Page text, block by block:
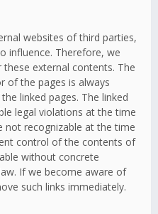
websites of third parties,
influence. Therefore, we
external contents. The
of the pages is always
linked pages. The linked
legal violations at the time
not recognizable at the time
control of the contents of
without concrete
If we become aware of
such links immediately.